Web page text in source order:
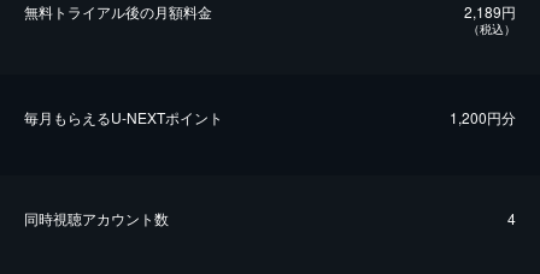
無料トライアル後の⽉額料金 2,189円
（税込）
毎⽉もらえるU-NEXTポイント 1,200円分
同時視聴アカウント数 4